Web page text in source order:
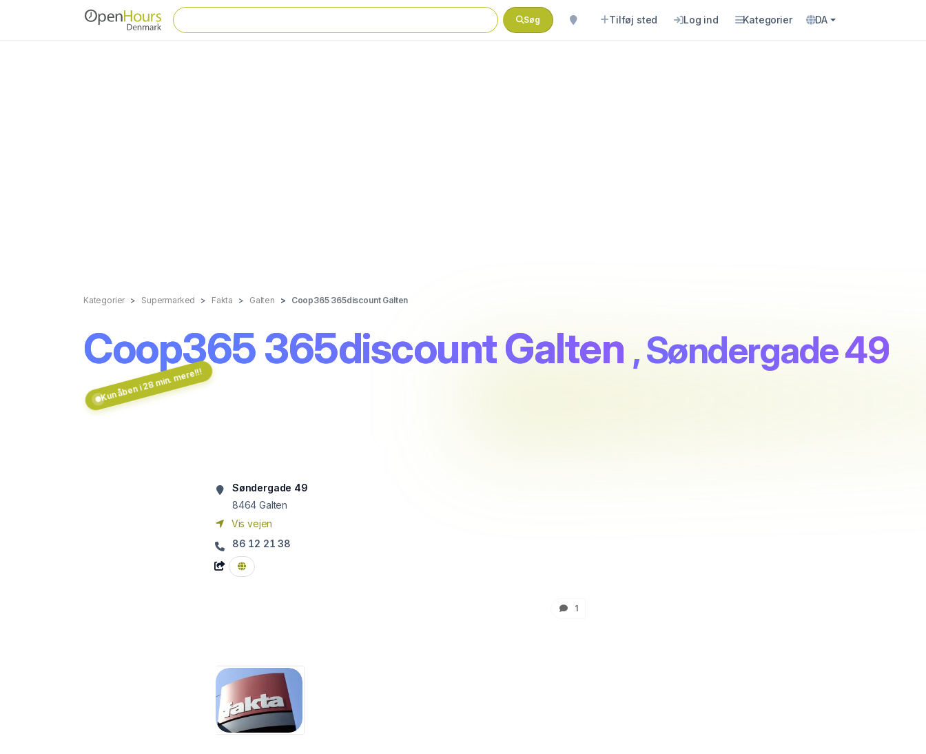
Søg Tilføj sted Log ind Kategorier DA
Kategorier Supermarked Fakta Galten Coop365 365discount Galten
Coop365 365discount Galten , Søndergade 49
Kun åben i 28 min. mere!!!
Søndergade 49
8464 Galten
Vis vejen
86 12 21 38
1